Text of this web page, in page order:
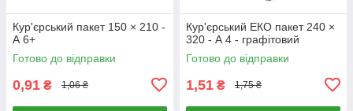
Кур'єрський пакет 150 × 210 -
А 6+
Готово до відправки
0,91 ₴ 1,06 ₴
Кур'єрський ЕКО пакет 240 ×
320 - А 4 - графітовий
Готово до відправки
1,51 ₴ 1,75 ₴